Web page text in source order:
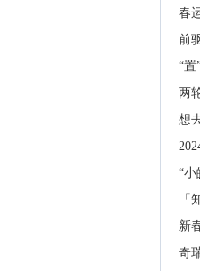
春
前
“置
两
想
“小
「
新
奇